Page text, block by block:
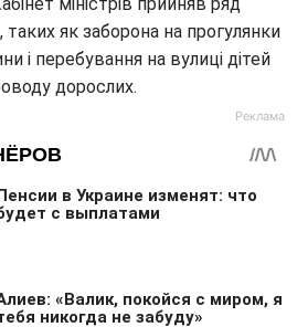
як заборона на прогулянки
і перебування на вулиці дітей
дорослих.